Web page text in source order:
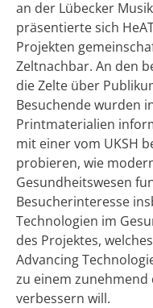
an der Lübecker
präsentierte sich
Projekten
Zeltnachbar. An den
die Zelte über
Besuchende wurden
Printmaterialien
mit einer vom UKSH
probieren, wie
Gesundheitswesen
Besucherinteresse
Technologien im
des Projektes,
Advancing
zu einem
verbessern will.